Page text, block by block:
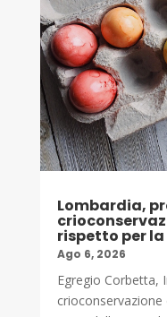
Lombardia,
rispetto per
Ago 6, 2026
Egregio Corbetta,